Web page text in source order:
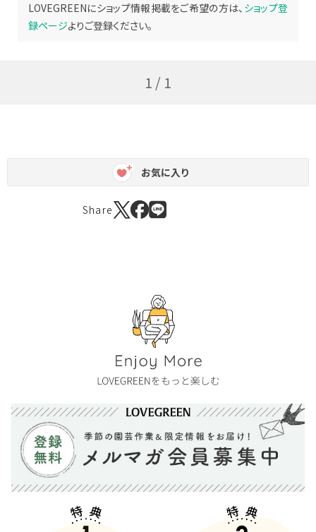
LOVEGREENにショップ情報掲載をご希望の方は、 ショップ登
録ページよりご登録ください。
1 / 1
お気に入り
Share